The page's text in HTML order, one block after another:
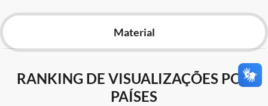
Material
RANKING DE VISUALIZAÇÕES POR
PAÍSES